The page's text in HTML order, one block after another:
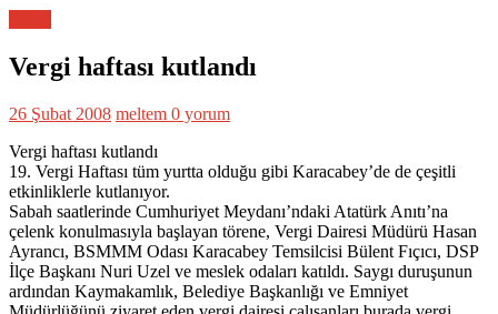
Vergi haftası kutlandı
26 Şubat 2008 meltem 0 yorum
Vergi haftası kutlandı
19. Vergi Haftası tüm yurtta olduğu gibi Karacabey’de de çeşitli
etkinliklerle kutlanıyor.
Sabah saatlerinde Cumhuriyet Meydanı’ndaki Atatürk Anıtı’na
çelenk konulmasıyla başlayan törene, Vergi Dairesi Müdürü Hasan
Ayrancı, BSMMM Odası Karacabey Temsilcisi Bülent Fıçıcı, DSP
İlçe Başkanı Nuri Uzel ve meslek odaları katıldı. Saygı duruşunun
ardından Kaymakamlık, Belediye Başkanlığı ve Emniyet